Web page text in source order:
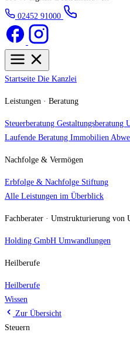
02452 91000
Startseite Die Kanzlei
Leistungen · Beratung
Steuerberatung Gestaltungsberatung
Laufende Beratung Immobilien
Nachfolge & Vermögen
Erbfolge & Nachfolge Stiftung
Alle Leistungen im Überblick
Fachberater · Umstrukturierung von
Holding GmbH Umwandlungen
Heilberufe
Heilberufe
Wissen
Zur Übersicht
Steuern